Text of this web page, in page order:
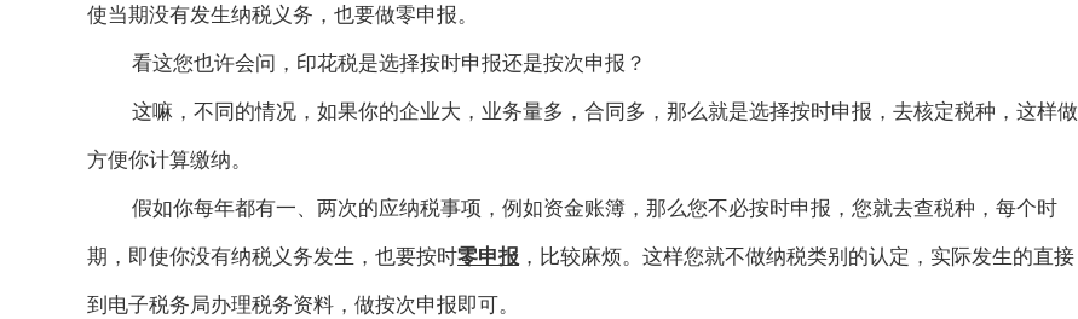
使当期没有发生纳税义务，也要做零申报。
看这您也许会问，印花税是选择按时申报还是按次申报？
这嘛，不同的情况，如果你的企业大，业务量多，合同多，那么就是选择按时申报，去核定税种，这样做
方便你计算缴纳。
假如你每年都有一、两次的应纳税事项，例如资金账簿，那么您不必按时申报，您就去查税种，每个时
期，即使你没有纳税义务发生，也要按时零申报 ，比较麻烦。这样您就不做纳税类别的认定，实际发生的直接
到电子税务局办理税务资料，做按次申报即可。